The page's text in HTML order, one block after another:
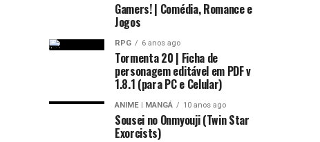
Gamers! | Comédia, Romance e
Jogos
RPG 6 anos ago
Tormenta 20 | Ficha de
personagem editável em PDF v
1.8.1 (para PC e Celular)
ANIME | MANGÁ 10 anos ago
Sousei no Onmyouji (Twin Star
Exorcists)